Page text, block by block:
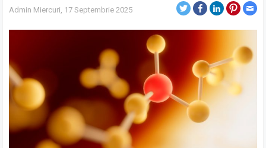
Admin Miercuri, 17 Septembrie 2025